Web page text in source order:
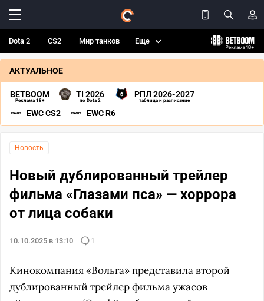
Dota 2 CS2 Мир танков Еще
АКТУАЛЬНОЕ
BETBOOM
Реклама 18+
TI 2026
по Dota 2
РПЛ 2026-2027
таблица и расписание
EWC CS2 EWC R6
Новость
Новый дублированный трейлер
фильма «Глазами пса» — хоррора
от лица собаки
10.10.2025 в 13:10 1
Кинокомпания «Вольга» представила второй
дублированный трейлер фильма ужасов